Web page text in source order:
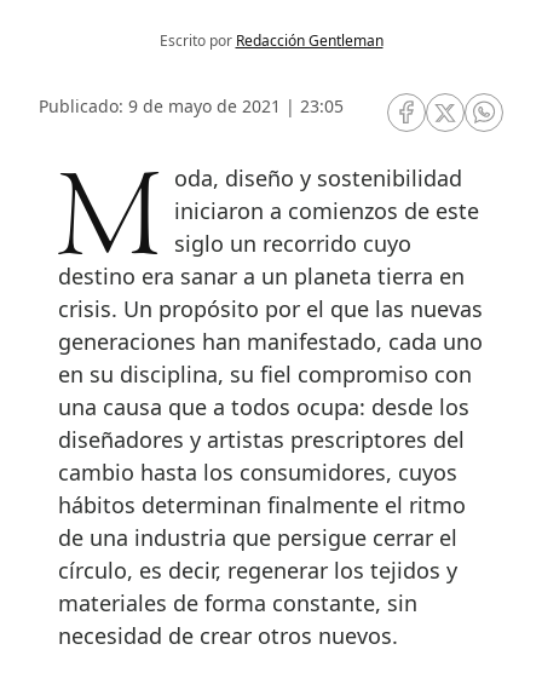
Escrito por Redacción Gentleman
Publicado: 9 de mayo de 2021 | 23:05
RRSS Facebook
RRSSRRSS
Moda, diseño y sostenibilidad
iniciaron a comienzos de este
siglo un recorrido cuyo
destino era sanar a un planeta tierra en
crisis. Un propósito por el que las nuevas
generaciones han manifestado, cada uno
en su disciplina, su fiel compromiso con
una causa que a todos ocupa: desde los
diseñadores y artistas prescriptores del
cambio hasta los consumidores, cuyos
hábitos determinan finalmente el ritmo
de una industria que persigue cerrar el
círculo, es decir, regenerar los tejidos y
materiales de forma constante, sin
necesidad de crear otros nuevos.